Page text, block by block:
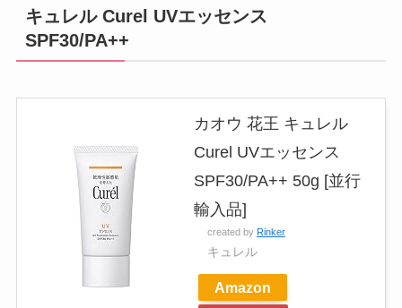
キュレル Curel UVエッセンス
SPF30/PA++
カオウ 花王 キュレル
Curel UVエッセンス
SPF30/PA++ 50g [並行
輸入品]
created by Rinker
キュレル
Amazon